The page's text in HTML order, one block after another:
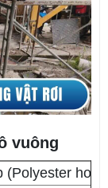
vuông
(Polyester